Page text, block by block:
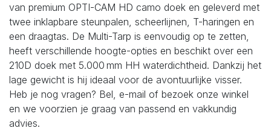
van premium OPTI-CAM HD camo doek en geleverd met
twee inklapbare steunpalen, scheerlijnen, T-haringen en
een draagtas. De Multi-Tarp is eenvoudig op te zetten,
heeft verschillende hoogte-opties en beschikt over een
210D doek met 5.000 mm HH waterdichtheid. Dankzij het
lage gewicht is hij ideaal voor de avontuurlijke visser.
Heb je nog vragen? Bel, e-mail of bezoek onze winkel
en we voorzien je graag van passend en vakkundig
advies.